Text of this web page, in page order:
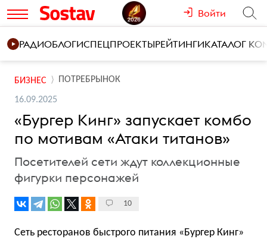
Войти
РАДИОБЛОГИСПЕЦПРОЕКТЫРЕЙТИНГИКАТАЛОГ
БИЗНЕС ПОТРЕБРЫНОК
16.09.2025
«Бургер Кинг» запускает комбо
по мотивам «Атаки титанов»
Посетителей сети ждут коллекционные
фигурки персонажей
10
Сеть ресторанов быстрого питания «Бургер Кинг»